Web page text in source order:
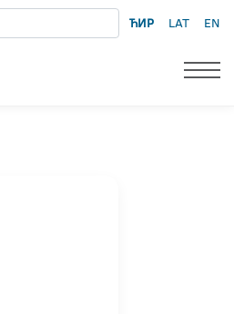
ЋИР LAT EN